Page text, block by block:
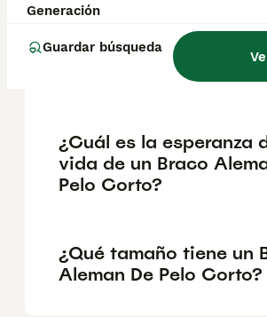
Generación
Guardar búsqueda
¿Cuáles son las
desventajas de la raza
Aleman De Pelo Corto?
¿Cuál es la esperanza
vida de un Braco
Pelo Corto?
¿Qué tamaño tiene un
Aleman De Pelo Corto?